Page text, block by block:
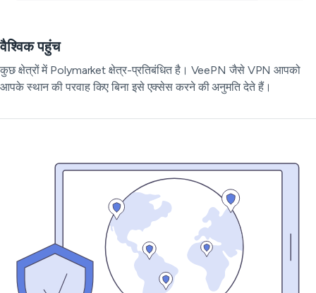
वैश्विक पहुंच
कुछ क्षेत्रों में Polymarket क्षेत्र-प्रतिबंधित है। VeePN जैसे VPN आपको
आपके स्थान की परवाह किए बिना इसे एक्सेस करने की अनुमति देते हैं।